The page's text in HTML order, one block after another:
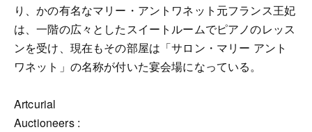
り、かの有名なマリー・アントワネット元フランス王妃
は、一階の広々としたスイートルームでピアノのレッス
ンを受け、現在もその部屋は「サロン・マリー アント
ワネット」の名称が付いた宴会場になっている。
Artcurial
Auctioneers :